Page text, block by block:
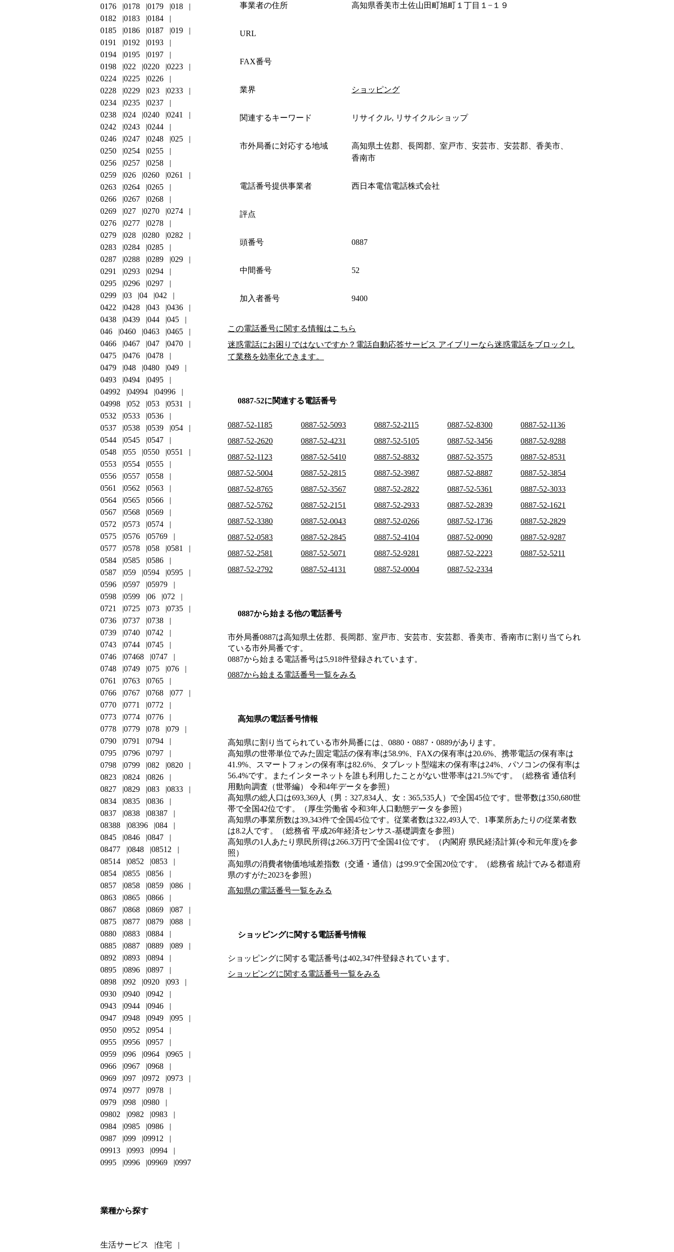
事業者の住所 高知県香美市土佐山田町旭町１丁目１−１９
URL
FAX番号
業界 ショッピング
関連するキーワード リサイクル, リサイクルショップ
市外局番に対応する地域
高知県土佐郡、長岡郡、室戸市、安芸市、安芸郡、香美市、
香南市
電話番号提供事業者 西日本電信電話株式会社
評点
頭番号 0887
中間番号 52
加入者番号 9400
この電話番号に関する情報はこちら
迷惑電話にお困りではないですか？電話自動応答サービス アイブリーなら迷惑電話をブロックし
て業務を効率化できます。
0887-52に関連する電話番号
0887-52-1185 0887-52-5093 0887-52-2115 0887-52-8300
0887-52-1136
0887-52-2620
0887-52-4231 0887-52-5105 0887-52-3456
0887-52-9288
0887-52-1123
0887-52-5410 0887-52-8832 0887-52-3575
0887-52-8531
0887-52-5004
0887-52-2815 0887-52-3987 0887-52-8887
0887-52-3854
0887-52-8765
0887-52-3567 0887-52-2822 0887-52-5361
0887-52-3033
0887-52-5762
0887-52-2151 0887-52-2933 0887-52-2839
0887-52-1621
0887-52-3380
0887-52-0043 0887-52-0266 0887-52-1736
0887-52-2829
0887-52-0583
0887-52-2845 0887-52-4104 0887-52-0090
0887-52-9287
0887-52-2581
0887-52-5071 0887-52-9281 0887-52-2223
0887-52-5211
0887-52-2792
0887-52-4131 0887-52-0004 0887-52-2334
0887から始まる他の電話番号
市外局番0887は高知県土佐郡、長岡郡、室戸市、安芸市、安芸郡、香美市、香南市に割り当てられ
ている市外局番です。
0887から始まる電話番号は5,918件登録されています。
0887から始まる電話番号一覧をみる
高知県の電話番号情報
高知県に割り当てられている市外局番には、0880・0887・0889があります。
高知県の世帯単位でみた固定電話の保有率は58.9%、FAXの保有率は20.6%、携帯電話の保有率は
41.9%、スマートフォンの保有率は82.6%、タブレット型端末の保有率は24%、パソコンの保有率は
56.4%です。またインターネットを誰も利用したことがない世帯率は21.5%です。（総務省 通信利
用動向調査（世帯編） 令和4年データを参照）
高知県の総人口は693,369人（男：327,834人、女：365,535人）で全国45位です。世帯数は350,680世
帯で全国42位です。（厚生労働省 令和3年人口動態データを参照）
高知県の事業所数は39,343件で全国45位です。従業者数は322,493人で、1事業所あたりの従業者数
は8.2人です。（総務省 平成26年経済センサス‐基礎調査を参照）
高知県の1人あたり県民所得は266.3万円で全国41位です。（内閣府 県民経済計算(令和元年度)を参
照）
高知県の消費者物価地域差指数（交通・通信）は99.9で全国20位です。（総務省 統計でみる都道府
県のすがた2023を参照）
高知県の電話番号一覧をみる
ショッピングに関する電話番号情報
ショッピングに関する電話番号は402,347件登録されています。
ショッピングに関する電話番号一覧をみる
0176
0178 0179
018
0182
0183
0184
0185
0186 0187
019
0191
0192
0193
0194
0195
0197
0198
022 0220
0223
0224
0225
0226
0228
0229 023
0233
0234
0235
0237
0238
024 0240
0241
0242
0243
0244
0246
0247 0248
025
0250
0254
0255
0256
0257
0258
0259
026 0260
0261
0263
0264
0265
0266
0267
0268
0269
027 0270
0274
0276
0277
0278
0279
028 0280
0282
0283
0284
0285
0287
0288 0289
029
0291
0293
0294
0295
0296
0297
0299
03 04
042
0422
0428 043
0436
0438
0439 044
045
046
0460 0463
0465
0466
0467 047
0470
0475
0476
0478
0479
048 0480
049
0493
0494
0495
04992
04994
04996
04998
052 053
0531
0532
0533
0536
0537
0538 0539
054
0544
0545
0547
0548
055 0550
0551
0553
0554
0555
0556
0557
0558
0561
0562
0563
0564
0565
0566
0567
0568
0569
0572
0573
0574
0575
0576
05769
0577
0578 058
0581
0584
0585
0586
0587
059 0594
0595
0596
0597
05979
0598
0599 06
072
0721
0725 073
0735
0736
0737
0738
0739
0740
0742
0743
0744
0745
0746
07468
0747
0748
0749 075
076
0761
0763
0765
0766
0767 0768
077
0770
0771
0772
0773
0774
0776
0778
0779 078
079
0790
0791
0794
0795
0796
0797
0798
0799 082
0820
0823
0824
0826
0827
0829 083
0833
0834
0835
0836
0837
0838
08387
08388
08396
084
0845
0846
0847
08477
0848
08512
08514
0852
0853
0854
0855
0856
0857
0858 0859
086
0863
0865
0866
0867
0868 0869
087
0875
0877 0879
088
0880
0883
0884
0885
0887 0889
089
0892
0893
0894
0895
0896
0897
0898
092 0920
093
0930
0940
0942
0943
0944
0946
0947
0948 0949
095
0950
0952
0954
0955
0956
0957
0959
096 0964
0965
0966
0967
0968
0969
097 0972
0973
0974
0977
0978
0979
098
0980
09802
0982
0983
0984
0985
0986
0987
099
09912
09913
0993
0994
0995
0996 09969 0997
業種から探す
生活サービス 住宅